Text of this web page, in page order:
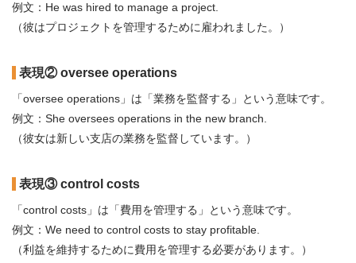
例文：He was hired to manage a project.
（彼はプロジェクトを管理するために雇われました。）
表現② oversee operations
「oversee operations」は「業務を監督する」という意味です。
例文：She oversees operations in the new branch.
（彼女は新しい支店の業務を監督しています。）
表現③ control costs
「control costs」は「費用を管理する」という意味です。
例文：We need to control costs to stay profitable.
（利益を維持するために費用を管理する必要があります。）